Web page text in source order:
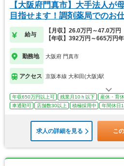
【大阪府門真市】大手法人が
目指せます！調剤薬局でのお
給与
【月収】26.0万円～47.0万円
【年収】392万円～665万円
勤務地 大阪府 門真市
アクセス 京阪本線 大和田(大阪)駅
年収650万円以上可 残業月10ｈ以下 産休・育
車通勤可
店舗数30以上 積極採用中 年間休日
求人の詳細を見る こ